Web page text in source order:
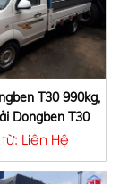
T30 990kg,
Dongben T30
Liên Hệ